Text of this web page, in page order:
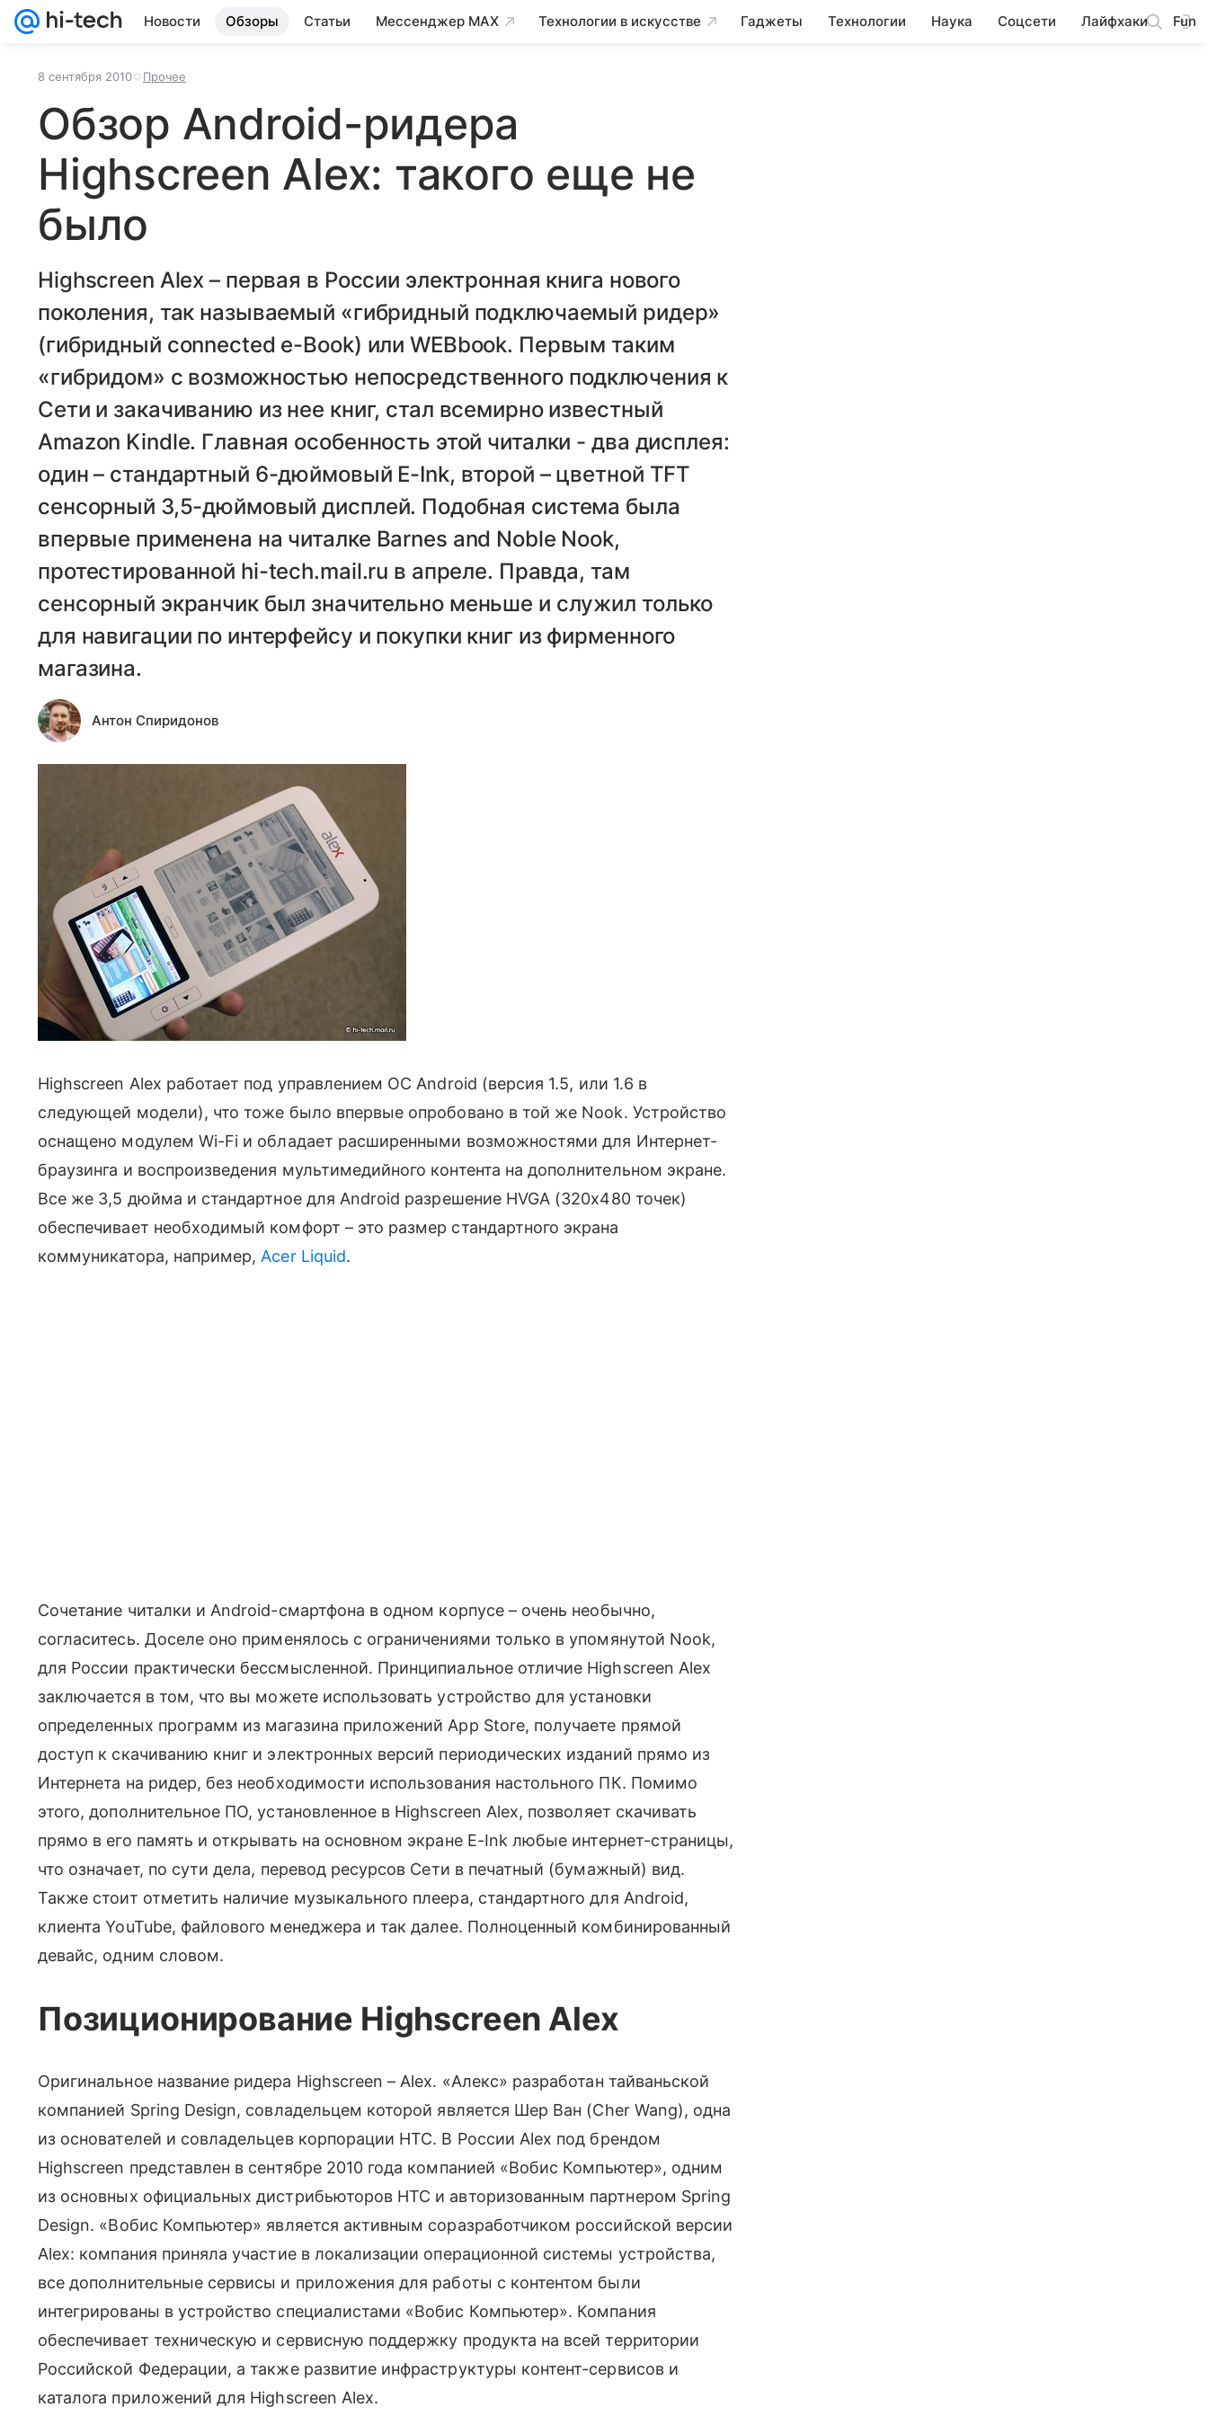
Новости Обзоры Статьи Мессенджер MAX Технологии в искусстве Гаджеты Технологии Наука Соцсети Лайфхаки Fun
8 сентября 2010 Прочее
Обзор Android-ридера
Highscreen Alex: такого еще не
было
Highscreen Alex – первая в России электронная книга нового
поколения, так называемый «гибридный подключаемый ридер»
(гибридный connected e-Book) или WEBbook. Первым таким
«гибридом» с возможностью непосредственного подключения к
Сети и закачиванию из нее книг, стал всемирно известный
Amazon Kindle. Главная особенность этой читалки - два дисплея:
один – стандартный 6-дюймовый E-Ink, второй – цветной TFT
сенсорный 3,5-дюймовый дисплей. Подобная система была
впервые применена на читалке Barnes and Noble Nook,
протестированной hi-tech.mail.ru в апреле. Правда, там
сенсорный экранчик был значительно меньше и служил только
для навигации по интерфейсу и покупки книг из фирменного
магазина.
Антон Спиридонов
Highscreen Alex работает под управлением ОС Android (версия 1.5, или 1.6 в
следующей модели), что тоже было впервые опробовано в той же Nook. Устройство
оснащено модулем Wi-Fi и обладает расширенными возможностями для Интернет-
браузинга и воспроизведения мультимедийного контента на дополнительном экране.
Все же 3,5 дюйма и стандартное для Android разрешение HVGA (320x480 точек)
обеспечивает необходимый комфорт – это размер стандартного экрана
коммуникатора, например, Acer Liquid.
Сочетание читалки и Android-смартфона в одном корпусе – очень необычно,
согласитесь. Доселе оно применялось с ограничениями только в упомянутой Nook,
для России практически бессмысленной. Принципиальное отличие Highscreen Alex
заключается в том, что вы можете использовать устройство для установки
определенных программ из магазина приложений App Store, получаете прямой
доступ к скачиванию книг и электронных версий периодических изданий прямо из
Интернета на ридер, без необходимости использования настольного ПК. Помимо
этого, дополнительное ПО, установленное в Highscreen Alex, позволяет скачивать
прямо в его память и открывать на основном экране E-Ink любые интернет-страницы,
что означает, по сути дела, перевод ресурсов Сети в печатный (бумажный) вид.
Также стоит отметить наличие музыкального плеера, стандартного для Android,
клиента YouTube, файлового менеджера и так далее. Полноценный комбинированный
девайс, одним словом.
Позиционирование Highscreen Alex
Оригинальное название ридера Highscreen – Alex. «Алекс» разработан тайваньской
компанией Spring Design, совладельцем которой является Шер Ван (Cher Wang), одна
из основателей и совладельцев корпорации HTC. В России Alex под брендом
Highscreen представлен в сентябре 2010 года компанией «Вобис Компьютер», одним
из основных официальных дистрибьюторов HTC и авторизованным партнером Spring
Design. «Вобис Компьютер» является активным соразработчиком российской версии
Alex: компания приняла участие в локализации операционной системы устройства,
все дополнительные сервисы и приложения для работы с контентом были
интегрированы в устройство специалистами «Вобис Компьютер». Компания
обеспечивает техническую и сервисную поддержку продукта на всей территории
Российской Федерации, а также развитие инфраструктуры контент-сервисов и
каталога приложений для Highscreen Alex.